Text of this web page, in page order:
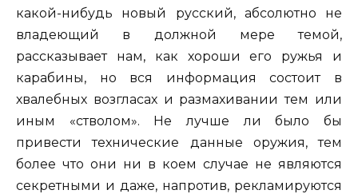
какой-нибудь новый русский, абсолютно не
владеющий в должной мере темой,
рассказывает нам, как хороши его ружья и
карабины, но вся информация состоит в
хвалебных возгласах и размахивании тем или
иным «стволом». Не лучше ли было бы
привести технические данные оружия, тем
более что они ни в коем случае не являются
секретными и даже, напротив, рекламируются